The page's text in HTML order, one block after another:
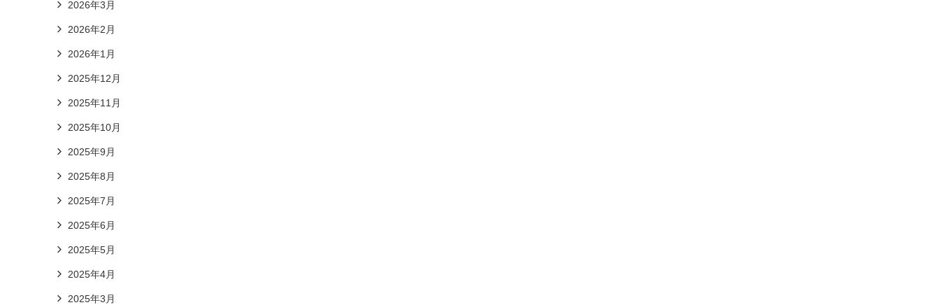
2026年3月
2026年2月
2026年1月
2025年12月
2025年11月
2025年10月
2025年9月
2025年8月
2025年7月
2025年6月
2025年5月
2025年4月
2025年3月